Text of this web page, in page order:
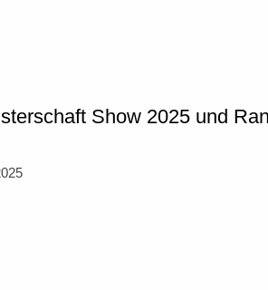
Show 2025 und